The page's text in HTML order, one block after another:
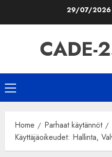
29/07/
CADE-
Primary
Menu
Home
Parhaat käytännöt
Käyttäjäoikeudet: Hallinta,